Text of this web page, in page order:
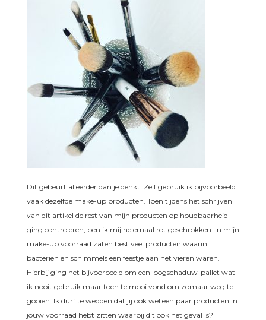
Dit gebeurt al eerder dan je denkt! Zelf gebruik ik bijvoorbeeld
vaak dezelfde make-up producten. Toen tijdens het schrijven
van dit artikel de rest van mijn producten op houdbaarheid
ging controleren, ben ik mij helemaal rot geschrokken. In mijn
make-up voorraad zaten best veel producten waarin
bacteriën en schimmels een feestje aan het vieren waren.
Hierbij ging het bijvoorbeeld om een oogschaduw-pallet wat
ik nooit gebruik maar toch te mooi vond om zomaar weg te
gooien. Ik durf te wedden dat jij ook wel een paar producten in
jouw voorraad hebt zitten waarbij dit ook het geval is?